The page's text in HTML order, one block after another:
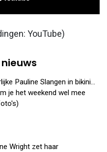
YouTube)
Pauline Slangen in bikini...
je het weekend wel mee
Wright zet haar